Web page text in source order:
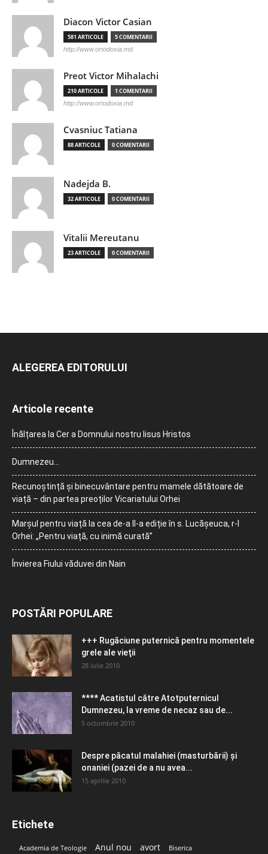
Diacon Victor Casian
581 ARTICOLE 5 COMENTARII
http://www.ortodoxia.md
Preot Victor Mihalachi
210 ARTICOLE 1 COMENTARII
http://www.ortodoxia.md
Cvasniuc Tatiana
88 ARTICOLE 0 COMENTARII
Nadejda B.
32 ARTICOLE 0 COMENTARII
Vitalii Mereutanu
23 ARTICOLE 0 COMENTARII
ALEGEREA EDITORULUI
Articole recente
Înălțarea la Cer a Domnului nostru Iisus Hristos
Dumnezeu…
Recunoștință și binecuvântare pentru mamele dătătoare de
viață – din partea preoților Vicariatului Orhei
Marșul pentru viață la cea de-a II-a ediție în s. Lucășeuca, r-l
Orhei: „Pentru viață, cu inimă curată”
Învierea Fiului văduvei din Nain
POSTĂRI POPULARE
+++ Rugăciune puternică pentru momentele
grele ale vieţii
28 iulie 2010
**** Acatistul către Atotputernicul
Dumnezeu, la vreme de necaz sau de...
5 octombrie 2010
Despre păcatul malahiei (masturbării) şi
onaniei (pazei de a nu avea...
15 aprilie 2010
Etichete
Academia de Teologie Anul nou avort Biserica